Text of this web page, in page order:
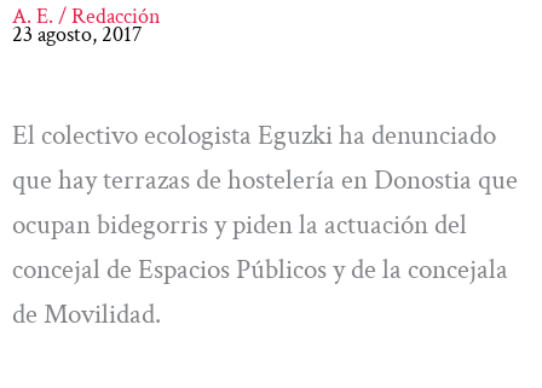
A. E. / Redacción
23 agosto, 2017
El colectivo ecologista Eguzki ha denunciado
que hay terrazas de hostelería en Donostia que
ocupan bidegorris y piden la actuación del
concejal de Espacios Públicos y de la concejala
de Movilidad.